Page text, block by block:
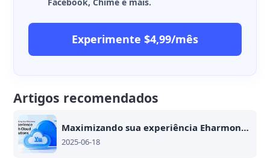
Experimente $4,99/mês
Artigos recomendados
Maximizando sua experiência Eharmony com soluções em nuvem
2025-06-18